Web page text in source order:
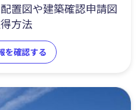
置図や建築確認申請図
方法
を確認する